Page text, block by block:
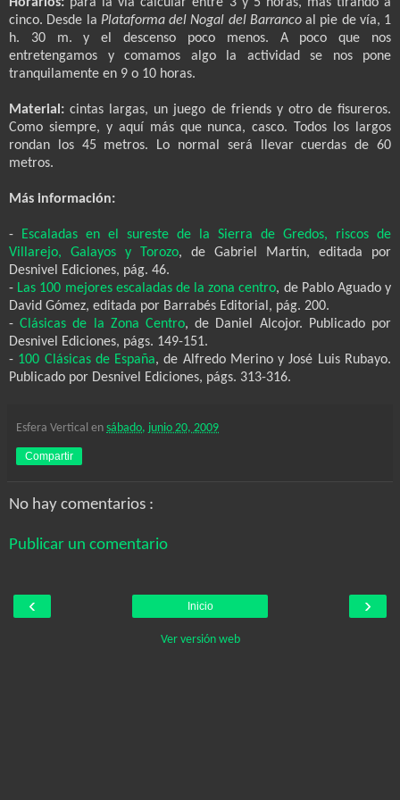
Horarios: para la vía calcular entre 3 y 5 horas, más tirando a
cinco. Desde la Plataforma del Nogal del Barrancoal pie de vía, 1
h. 30 m. y el descenso poco menos. A poco que nos
entretengamos y comamos algo la actividad se nos pone
tranquilamente en 9 o 10 horas.
Material: cintas largas, un juego de friends y otro de fisureros.
Como siempre, y aquí más que nunca, casco. Todos los largos
rondan los 45 metros. Lo normal será llevar cuerdas de 60
metros.
Más información:
- Escaladas en el sureste de la Sierra de Gredos, riscos de
Villarejo, Galayos y Torozo, de Gabriel Martín, editada por
Desnivel Ediciones, pág. 46.
- Las 100 mejores escaladas de la zona centro, de Pablo Aguado y
David Gómez, editada por Barrabés Editorial, pág. 200.
-Clásicas de la Zona Centro, de Daniel Alcojor. Publicado por
Desnivel Ediciones, págs. 149-151.
- 100 Clásicas de España, de Alfredo Merino y José Luis Rubayo.
Publicado por Desnivel Ediciones, págs. 313-316.
Esfera Vertical en sábado, junio 20, 2009
Compartir
No hay comentarios :
Publicar un comentario
‹ ›
Inicio
Ver versión web